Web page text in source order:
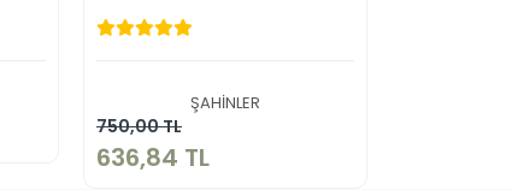
ŞAHİNLER
750,00 TL
636,84 TL